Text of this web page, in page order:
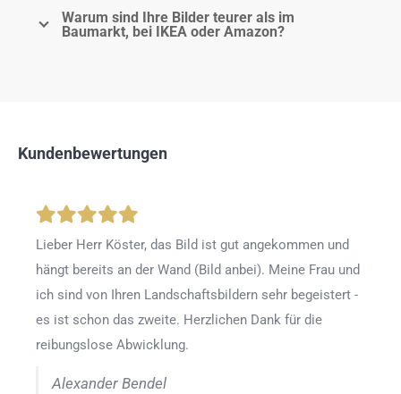
Warum sind Ihre Bilder teurer als im
Baumarkt, bei IKEA oder Amazon?
Kundenbewertungen
Lieber Herr Köster, das Bild ist gut angekommen und
hängt bereits an der Wand (Bild anbei). Meine Frau und
ich sind von Ihren Landschaftsbildern sehr begeistert -
es ist schon das zweite. Herzlichen Dank für die
reibungslose Abwicklung.
Alexander Bendel